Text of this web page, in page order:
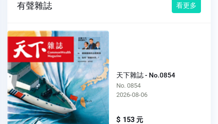
有聲雜誌 看更多
天下雜誌 - No.0854
No. 0854
2026-08-06
$ 153 元